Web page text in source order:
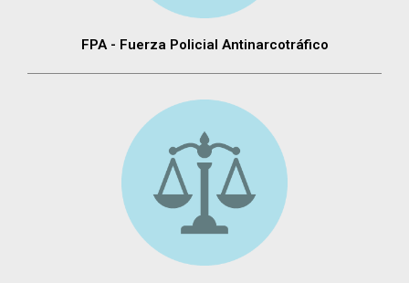
FPA - Fuerza Policial Antinarcotráfico